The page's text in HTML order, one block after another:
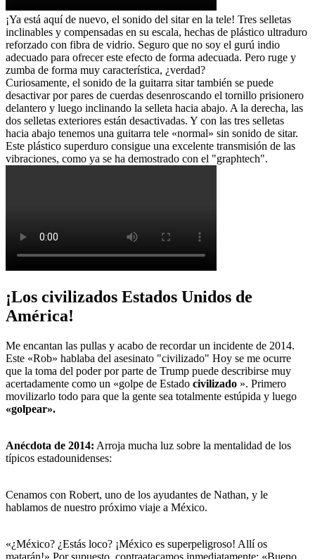
¡Ya está aquí de nuevo, el sonido del sitar en la tele! Tres selletas
inclinables y compensadas en su escala, hechas de plástico ultraduro
reforzado con fibra de vidrio. Seguro que no soy el gurú indio
adecuado para ofrecer este efecto de forma adecuada. Pero ruge y
zumba de forma muy característica, ¿verdad?
Curiosamente, el sonido de la guitarra sitar también se puede
desactivar por pares de cuerdas desenroscando el tornillo prisionero
delantero y luego inclinando la selleta hacia abajo. A la derecha, las
dos selletas exteriores están desactivadas. Y con las tres selletas
hacia abajo tenemos una guitarra tele «normal» sin sonido de sitar.
Este plástico superduro consigue una excelente transmisión de las
vibraciones, como ya se ha demostrado con el "graphtech".
¡Los civilizados Estados Unidos de
América!
Me encantan las pullas y acabo de recordar un incidente de 2014.
Este «Rob» hablaba del asesinato "civilizado" Hoy se me ocurre
que la toma del poder por parte de Trump puede describirse muy
acertadamente como un «golpe de Estado civilizado ». Primero
movilizarlo todo para que la gente sea totalmente estúpida y luego
«golpear».
Anécdota de 2014: Arroja mucha luz sobre la mentalidad de los
típicos estadounidenses:
Cenamos con Robert, uno de los ayudantes de Nathan, y le
hablamos de nuestro próximo viaje a México.
«¿México? ¿Estás loco? ¡México es superpeligroso! Allí os